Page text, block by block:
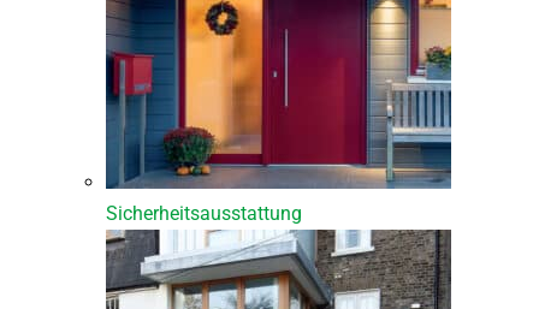
Sicherheitsausstattung